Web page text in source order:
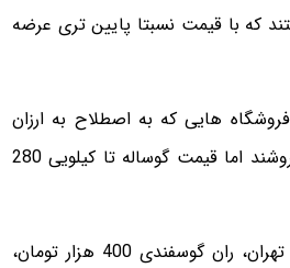
که با قیمت نسبتا پایین تری عرضه
هایی که به اصطلاح به ارزان
فروشی معروف هستند تا سقف قیمتی 450 هزار تومان در هر کیلو می فروشند اما قیمت گوساله تا کیلویی 280
بر اساس این گزارش، قیمت گوشت در یکی از فروشگاه‌های منطقه آذری تهران، ران گوسفندی 400 هزار تومان،